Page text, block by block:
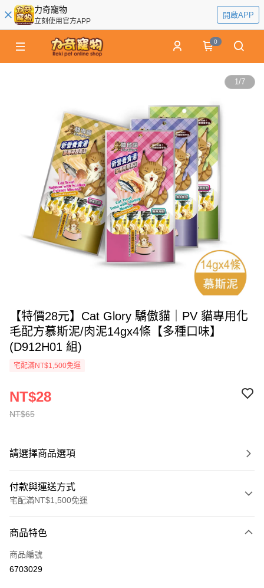
力奇寵物
立刻使用官方APP
開啟APP
0
1/7
【特價28元】Cat Glory 驕傲貓｜PV 貓專用化
毛配方慕斯泥/肉泥14gx4條【多種口味】
(D912H01 組)
宅配滿NT$1,500免運
NT$65
NT$28
請選擇商品選項
付款與運送方式
宅配滿NT$1,500免運
信用卡一次付款
LINE Pay
商品特色
商品編號
6703029